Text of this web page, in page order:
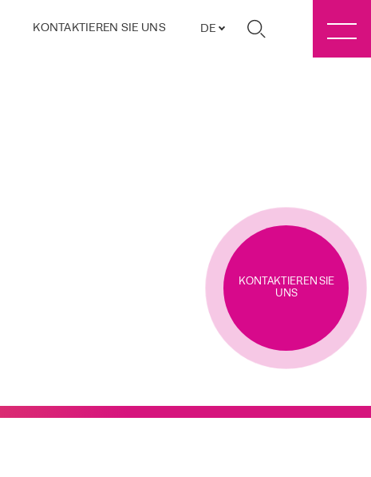
KONTAKTIEREN SIE UNS DE
KONTAKTIEREN SIE
UNS